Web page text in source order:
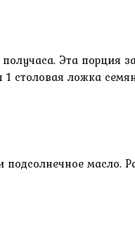
Эта порция
столовая ложка
масло.